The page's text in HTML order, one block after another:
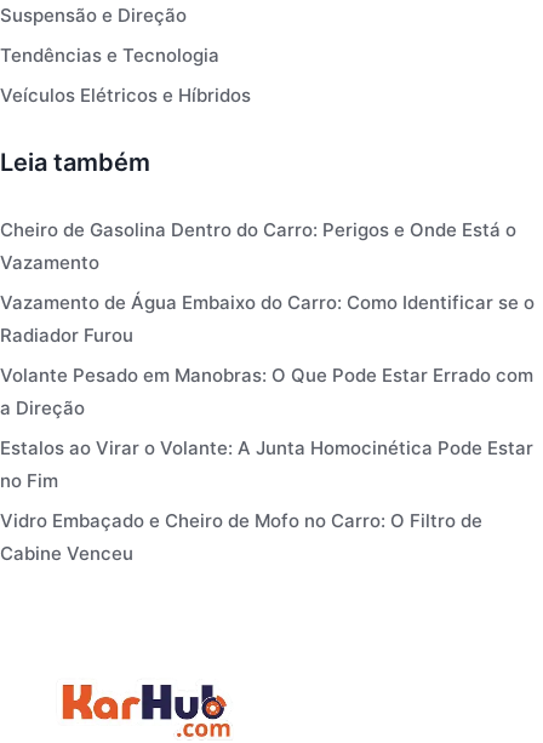
Suspensão e Direção
Tendências e Tecnologia
Veículos Elétricos e Híbridos
Leia também
Cheiro de Gasolina Dentro do Carro: Perigos e Onde Está o
Vazamento
Vazamento de Água Embaixo do Carro: Como Identificar se o
Radiador Furou
Volante Pesado em Manobras: O Que Pode Estar Errado com
a Direção
Estalos ao Virar o Volante: A Junta Homocinética Pode Estar
no Fim
Vidro Embaçado e Cheiro de Mofo no Carro: O Filtro de
Cabine Venceu